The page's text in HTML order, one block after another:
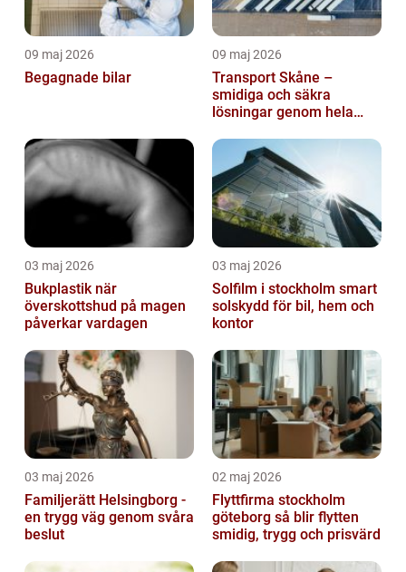
09 maj 2026
Begagnade bilar
09 maj 2026
Transport Skåne –
smidiga och säkra
lösningar genom hela
03 maj 2026
Bukplastik när
överskottshud på magen
påverkar vardagen
03 maj 2026
Solfilm i stockholm smart
solskydd för bil, hem och
kontor
03 maj 2026
Familjerätt Helsingborg -
en trygg väg genom svåra
beslut
02 maj 2026
Flyttfirma stockholm
göteborg så blir flytten
smidig, trygg och prisvärd